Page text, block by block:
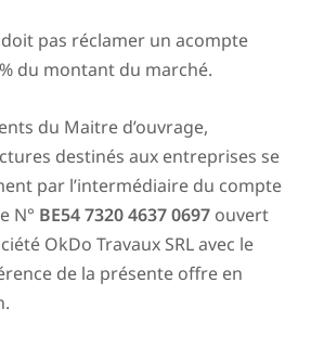
doit pas réclamer un acompte
du montant du marché.
du Maitre d’ouvrage,
destinés aux entreprises se
par l’intermédiaire du compte
N° BE54 7320 4637 0697 ouvert
OkDo Travaux SRL avec le
de la présente offre en